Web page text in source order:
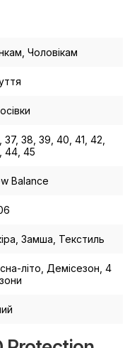
Чоловікам
37, 38, 39, 40, 41, 42,
44, 45
Balance
Замша, Текстиль
літо, Демісезон, 4